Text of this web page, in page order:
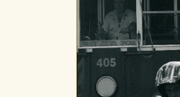
Estas cookies son necesarias
web funcione y no es posible
nuestro sistema. Es posible
navegador, pero en ese caso
áreas de nuestra web dejen
correctamente.
Cookies de rendimiento y